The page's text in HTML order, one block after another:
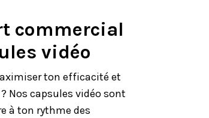
commercial
vidéo
ton efficacité et
? Nos capsules vidéo sont
à ton rythme des